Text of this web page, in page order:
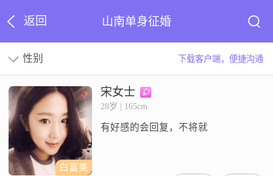
返回 山南单身征婚
性别 下载客户端，便捷沟通
白富美
宋女士
28岁 | 165cm
有好感的会回复，不将就